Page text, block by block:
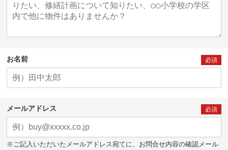
お名前 必須
メールアドレス 必須
※ご記入いただいたメールアドレス宛てに、お問合せ内容の確認メール